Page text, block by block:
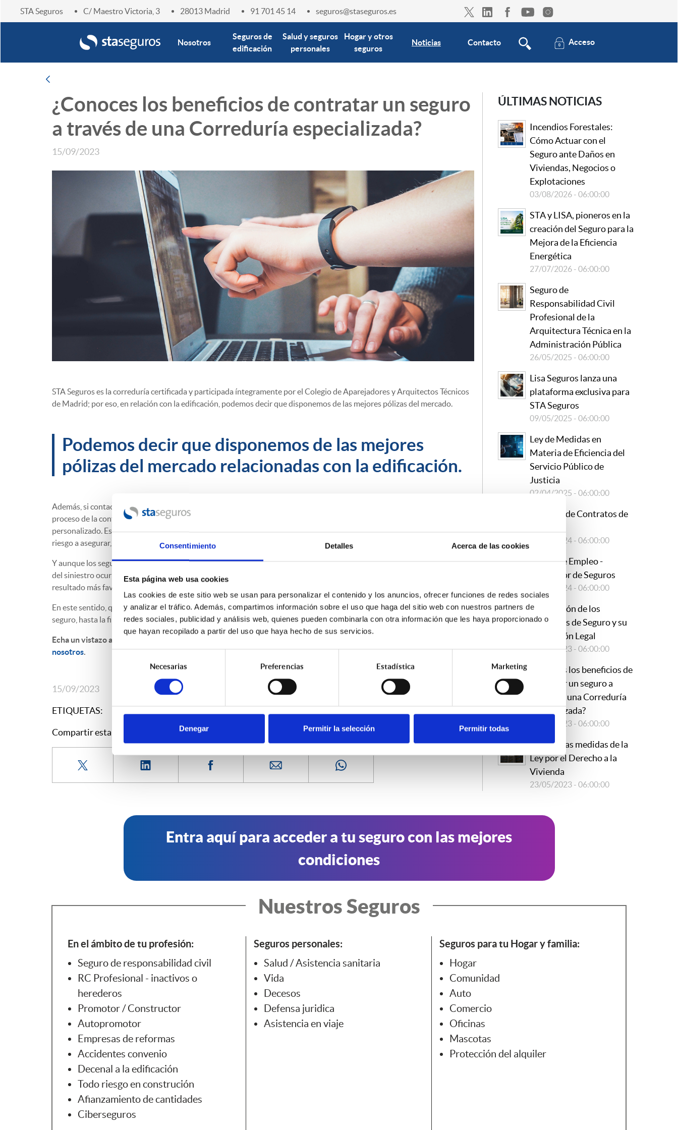
Consentimiento Detalles Acerca de las cookies
Esta página web usa cookies
Las cookies de este sitio web se usan para personalizar el contenido y los anuncios, ofrecer funciones de redes sociales
y analizar el tráfico. Además, compartimos información sobre el uso que haga del sitio web con nuestros partners de
redes sociales, publicidad y análisis web, quienes pueden combinarla con otra información que les haya proporcionado o
que hayan recopilado a partir del uso que haya hecho de sus servicios.
consentimiento
Necesarias Preferencias Estadística Marketing
Denegar Permitir la selección Permitir todas
STA Seguros C/ Maestro Victoria, 3 28013 Madrid 91 701 45 14 seguros@staseguros.es
Navegación
Enlace home Nosotros
Seguros de
edificación
Salud y seguros
personales
Hogar y otros
seguros
Noticias Contacto Acceso
¿Conoces los beneficios de contratar un seguro
a través de una Correduría especializada?
15/09/2023
STA Seguros es la correduría certificada y participada íntegramente por el Colegio de Aparejadores y Arquitectos Técnicos
de Madrid; por eso, en relación con la edificación, podemos decir que disponemos de las mejores pólizas del mercado.
Podemos decir que disponemos de las mejores
pólizas del mercado relacionadas con la edificación.
Además, si contactas con nosotros, te beneficiarás de la ventaja que ponemos a tu alcance de acompañarte en todo el
proceso de la contratación, para lo que ponemos a tu disposición un equipo de expertos que te darán un asesoramiento
personalizado. Es muy importante ser conocedor de las coberturas y garantías que necesitas contratar en función del
riesgo a asegurar, tanto en el ámbito profesional como personal, y todo ello con unas primas muy competitivas.
Y aunque los seguros siempre es mejor no tener que utilizarlos, desde STA te ayudamos en la comunicación y tramitación
del siniestro ocurrido, requiriendo a la compañía para que se pronuncie a la mayor brevedad, procurando conseguir el
resultado más favorable para nuestro cliente.
En este sentido, queremos destacar el acompañamiento desde el momento en el que surge la necesidad de contratar un
seguro, hasta la finalización del contrato de seguro.
Echa un vistazo a todos nuestros productos y si tienes alguna duda o quieres ampliar información,
nosotros.
15/09/2023
ETIQUETAS:
Compartir esta entrada:
ÚLTIMAS NOTICIAS
Incendios Forestales:
Cómo Actuar con el
Seguro ante Daños en
Viviendas, Negocios o
Explotaciones
03/08/2026 - 06:00:00
STA y LISA, pioneros en la
creación del Seguro para la
Mejora de la Eficiencia
Energética
27/07/2026 - 06:00:00
Seguro de
Responsabilidad Civil
Profesional de la
Arquitectura Técnica en la
Administración Pública
26/05/2025 - 06:00:00
Lisa Seguros lanza una
plataforma exclusiva para
STA Seguros
09/05/2025 - 06:00:00
Ley de Medidas en
Materia de Eficiencia del
Servicio Público de
Justicia
02/04/2025 - 06:00:00
Revisión de Contratos de
19/09/2024 - 06:00:00
Oferta de Empleo -
Suscriptor de Seguros
29/08/2024 - 06:00:00
Renovación de los
Contratos de Seguro y su
Regulación Legal
26/10/2023 - 06:00:00
¿Conoces los beneficios de
contratar un seguro a
través de una Correduría
especializada?
15/09/2023 - 06:00:00
Novedosas medidas de la
Ley por el Derecho a la
Vivienda
23/05/2023 - 06:00:00
Entra aquí para acceder a tu seguro con las mejores
condiciones
Nuestros Seguros
En el ámbito de tu profesión:
Seguro de responsabilidad civil
RC Profesional - inactivos o
herederos
Promotor / Constructor
Autopromotor
Empresas de reformas
Accidentes convenio
Decenal a la edificación
Todo riesgo en construción
Afianzamiento de cantidades
Ciberseguros
Seguros personales:
Salud / Asistencia sanitaria
Vida
Decesos
Defensa juridica
Asistencia en viaje
Seguros para tu Hogar y familia:
Hogar
Comunidad
Auto
Comercio
Oficinas
Mascotas
Protección del alquiler